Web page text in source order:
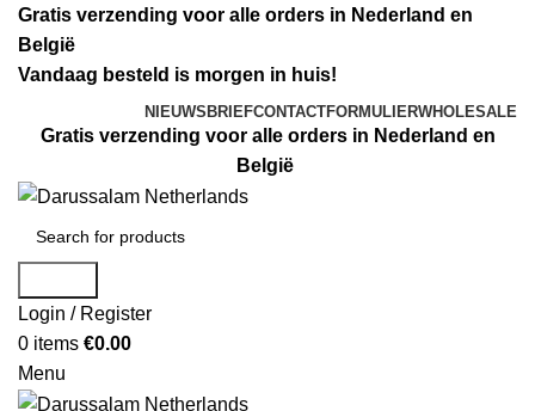
Gratis verzending voor alle orders in Nederland en
België
Vandaag besteld is morgen in huis!
NIEUWSBRIEFCONTACTFORMULIERWHOLESALE
Gratis verzending voor alle orders in Nederland en
België
Login / Register
0 items €0.00
Menu